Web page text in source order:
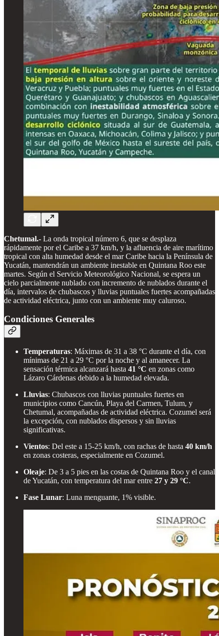
Chetumal.- La onda tropical número 6, que se desplaza
rápidamente por el Caribe a 37 km/h, y la afluencia de aire marítimo
tropical con alta humedad desde el mar Caribe hacia la Península de
Yucatán, mantendrán un ambiente inestable en Quintana Roo este
martes. Según el Servicio Meteorológico Nacional, se espera un
cielo parcialmente nublado con incremento de nublados durante el
día, intervalos de chubascos y lluvias puntuales fuertes acompañadas
de actividad eléctrica, junto con un ambiente muy caluroso.
Condiciones Generales
Temperaturas: Máximas de 31 a 38 °C durante el día, con
mínimas de 21 a 29 °C por la noche y al amanecer. La
sensación térmica alcanzará hasta 41 °C en zonas como
Lázaro Cárdenas debido a la humedad elevada.
Lluvias: Chubascos con lluvias puntuales fuertes en
municipios como Cancún, Playa del Carmen, Tulum, y
Chetumal, acompañadas de actividad eléctrica. Cozumel será
la excepción, con nublados dispersos y sin lluvias
significativas.
Vientos: Del este a 15-25 km/h, con rachas de hasta 40 km/h
en zonas costeras, especialmente en Cozumel.
Oleaje: De 3 a 5 pies en las costas de Quintana Roo y el canal
de Yucatán, con temperatura del mar entre 27 y 29 °C.
Fase Lunar: Luna menguante, 1% visible.